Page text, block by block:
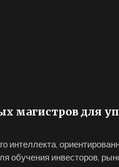
магистров для
интеллекта,
обучения инвесторов,